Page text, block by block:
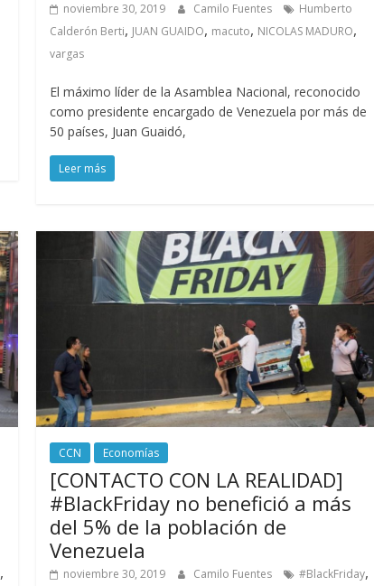
noviembre 30, 2019 Camilo Fuentes
Humberto
Calderón Berti, JUAN GUAIDO, macuto, NICOLAS MADURO,
vargas
El máximo líder de la Asamblea Nacional, reconocido
como presidente encargado de Venezuela por más de
50 países, Juan Guaidó,
Leer más
,
CCN Economías
[CONTACTO CON LA REALIDAD]
#BlackFriday no benefició a más
del 5% de la población de
Venezuela
noviembre 30, 2019 Camilo Fuentes #BlackFriday,